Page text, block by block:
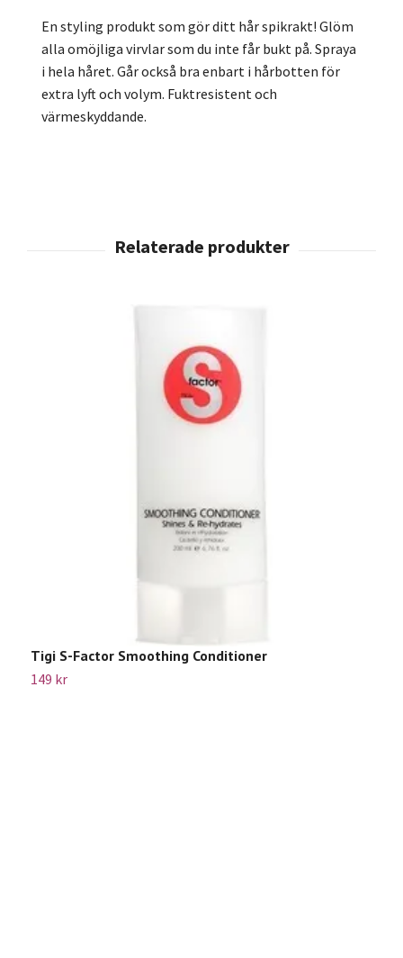
En styling produkt som gör ditt hår spikrakt! Glöm
alla omöjliga virvlar som du inte får bukt på. Spraya
i hela håret. Går också bra enbart i hårbotten för
extra lyft och volym. Fuktresistent och
värmeskyddande.
Tigi S-Factor Smoothing Conditioner
149 kr